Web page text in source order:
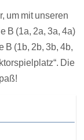
um mit unseren
B (1a, 2a, 3a, 4a)
B (1b, 2b, 3b, 4b,
Die